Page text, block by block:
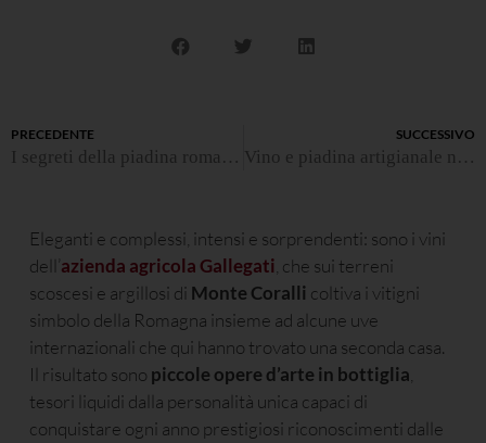
PRECEDENTE
I segreti della piadina romagnola
SUCCESSIVO
Vino e piadina artigianale nei calanchi di Brisighella
Eleganti e complessi, intensi e sorprendenti: sono i vini
dell’ azienda agricola Gallegati , che sui terreni
scoscesi e argillosi di Monte Coralli coltiva i vitigni
simbolo della Romagna insieme ad alcune uve
internazionali che qui hanno trovato una seconda casa.
Il risultato sono piccole opere d’arte in bottiglia
tesori liquidi dalla personalità unica capaci di
conquistare ogni anno prestigiosi riconoscimenti dalle